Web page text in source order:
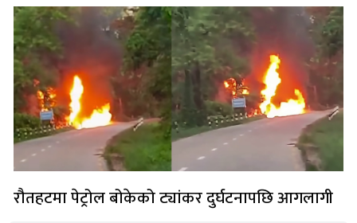
रौतहटमा पेट्रोल बोकेको ट्यांकर दुर्घटनापछि आगलागी